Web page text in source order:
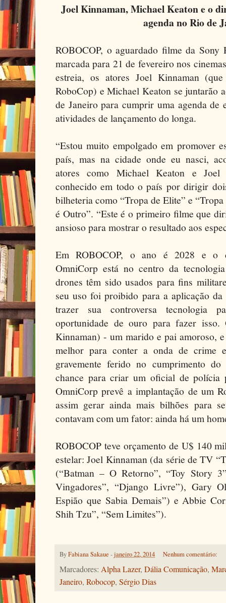
Joel Kinnaman, Michael Keaton e o
agenda no Rio de
ROBOCOP, o aguardado filme da
marcada para 21 de fevereiro nos
estreia, os atores Joel Kinnaman
RoboCop) e Michael Keaton se juntarão
de Janeiro para cumprir uma agenda de
atividades de lançamento do longa.
“Estou muito empolgado em promover
país, mas na cidade onde eu nasci,
atores como Michael Keaton e Joel
conhecido em todo o país por dirigir
bilheteria como “Tropa de Elite” e
é Outro”. “Este é o primeiro filme que
ansioso para mostrar o resultado aos
Em ROBOCOP, o ano é 2028 e o
OmniCorp está no centro da
drones têm sido usados para fins
seu uso foi proibido para a aplicação
trazer sua controversa tecnologia
oportunidade de ouro para fazer
Kinnaman) - um marido e pai amoroso,
melhor para conter a onda de crime
gravemente ferido no cumprimento
chance para criar um oficial de polícia
OmniCorp prevê a implantação de um
assim gerar ainda mais bilhões para
contavam com um fator: ainda há um
ROBOCOP teve orçamento de U$ 140
estelar: Joel Kinnaman (da série de TV
(“Batman – O Retorno”, “Toy Story
Vingadores”, “Django Livre”), Gary
Espião que Sabia Demais”) e Abbie
Shih Tzu”, “Sem Limites”).
ByFabiana Sakaue -janeiro 22, 2014 Nenhum comentário:
Marcadores: Alpha Lazer, Dália Comunicação,
Janeiro, Robocop, Sérgio Dias